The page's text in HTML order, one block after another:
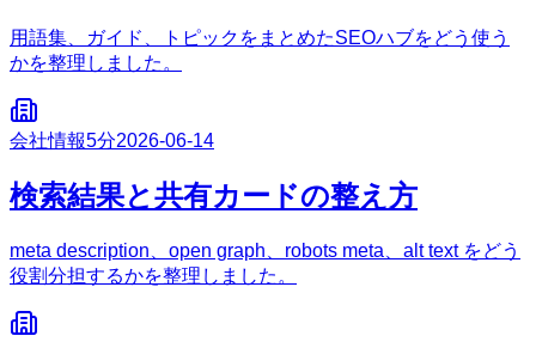
用語集、ガイド、トピックをまとめたSEOハブをどう使う
かを整理しました。
会社情報5分2026-06-14
検索結果と共有カードの整え方
meta description、open graph、robots meta、alt text をどう
役割分担するかを整理しました。